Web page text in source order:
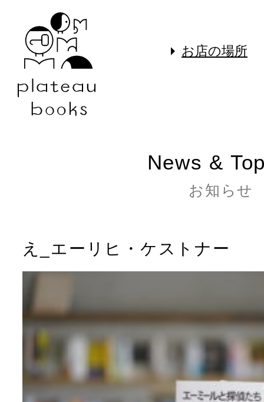
お店の場所
News &
お知らせ
え_エーリヒ・ケストナー